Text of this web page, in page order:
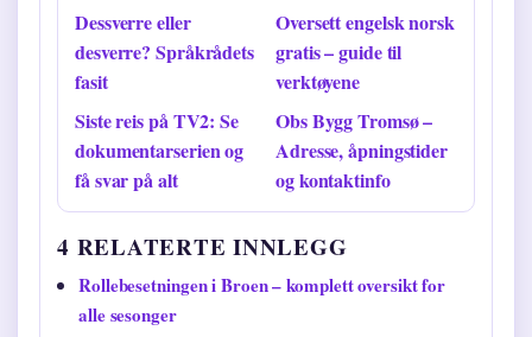
Dessverre eller
desverre? Språkrådets
fasit
Oversett engelsk norsk
gratis – guide til
verktøyene
Siste reis på TV2: Se
dokumentarserien og
få svar på alt
Obs Bygg Tromsø –
Adresse, åpningstider
og kontaktinfo
4 RELATERTE INNLEGG
Rollebesetningen i Broen – komplett oversikt for
alle sesonger